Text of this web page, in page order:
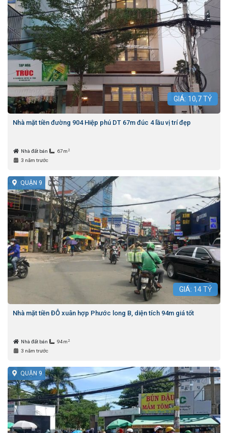
GIÁ: 10,7TỶ
Nhà mặt tiền đường 904 Hiệp phú DT 67m đúc 4 lầu vị trí đẹp
Nhà đất bán 67m 2
3 năm trước
QUẬN 9
GIÁ: 14TỶ
Nhà mặt tiền ĐỖ xuân hợp Phước long B, diện tích 94m giá tốt
Nhà đất bán 94m 2
3 năm trước
QUẬN 9